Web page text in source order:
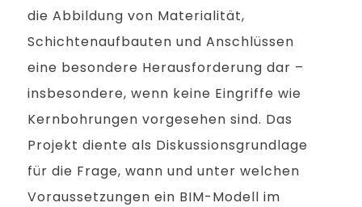
die Abbildung von Materialität,
Schichtenaufbauten und Anschlüssen
eine besondere Herausforderung dar –
insbesondere, wenn keine Eingriffe wie
Kernbohrungen vorgesehen sind. Das
Projekt diente als Diskussionsgrundlage
für die Frage, wann und unter welchen
Voraussetzungen ein BIM-Modell im